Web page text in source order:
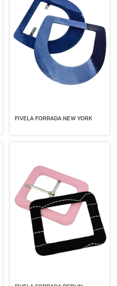
FIVELA FORRADA NEW YORK